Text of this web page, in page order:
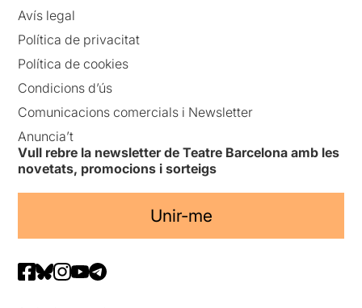
Avís legal
Política de privacitat
Política de cookies
Condicions d’ús
Comunicacions comercials i Newsletter
Anuncia’t
Vull rebre la newsletter de Teatre Barcelona amb les
novetats, promocions i sorteigs
Unir-me